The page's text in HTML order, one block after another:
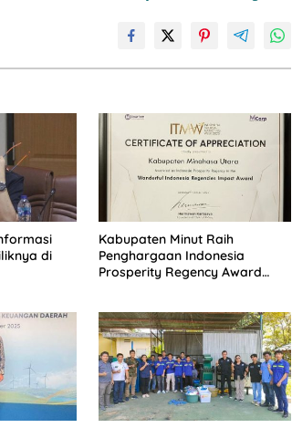
di
Kabupaten Minut Raih
Penghargaan Indonesia
Prosperity Regency Award